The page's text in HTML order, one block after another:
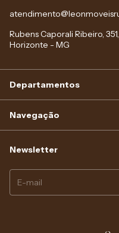
Rubens Caporali Ribeiro,
Horizonte - MG
Departamentos
Navegação
Newsletter